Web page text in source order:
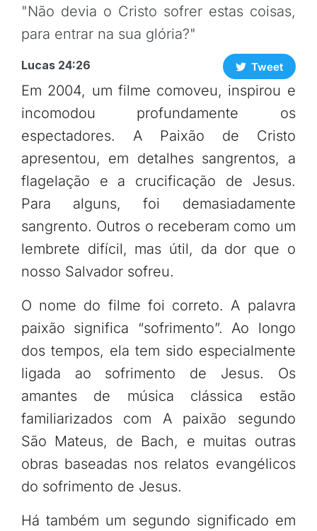
"Não devia o Cristo sofrer estas coisas,
para entrar na sua glória?"
Lucas 24:26 Tweet
Em 2004, um filme comoveu, inspirou e
incomodou profundamente os
espectadores. A Paixão de Cristo
apresentou, em detalhes sangrentos, a
flagelação e a crucificação de Jesus.
Para alguns, foi demasiadamente
sangrento. Outros o receberam como um
lembrete difícil, mas útil, da dor que o
nosso Salvador sofreu.
O nome do filme foi correto. A palavra
paixão significa “sofrimento”. Ao longo
dos tempos, ela tem sido especialmente
ligada ao sofrimento de Jesus. Os
amantes de música clássica estão
familiarizados com A paixão segundo
São Mateus, de Bach, e muitas outras
obras baseadas nos relatos evangélicos
do sofrimento de Jesus.
Há também um segundo significado em